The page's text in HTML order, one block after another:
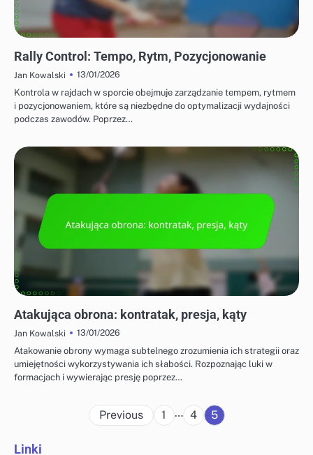
Rally Control: Tempo, Rytm, Pozycjonowanie
Jan Kowalski
13/01/2026
Kontrola w rajdach w sporcie obejmuje zarządzanie tempem, rytmem
i pozycjonowaniem, które są niezbędne do optymalizacji wydajności
podczas zawodów. Poprzez…
Atakująca obrona: kontratak, presja, kąty
Jan Kowalski
13/01/2026
Atakowanie obrony wymaga subtelnego zrozumienia ich strategii oraz
umiejętności wykorzystywania ich słabości. Rozpoznając luki w
formacjach i wywierając presję poprzez…
Posts
Previous 1 … 4 5
Linki